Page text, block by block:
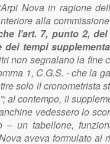
Nova in ragione
alla
l’art. 7, punto 2,
tempi
non segnalano la fine
1, C.G.S. - che la
solo il cronometrista
al contempo, il
vedessero lo
– un tabellone,
aveva formulato